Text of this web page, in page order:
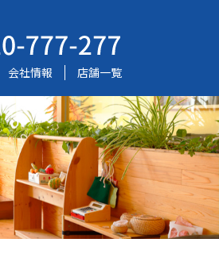
会社情報 店舗一覧